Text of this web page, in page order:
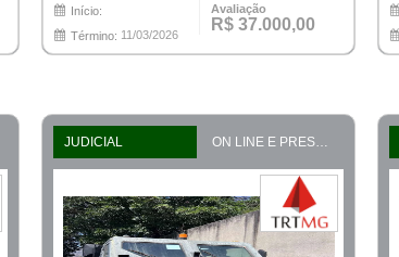
Início:
Término: 11/03/2026
Avaliação
R$ 37.000,00
JUDICIAL ON LINE E PRESENCIAL